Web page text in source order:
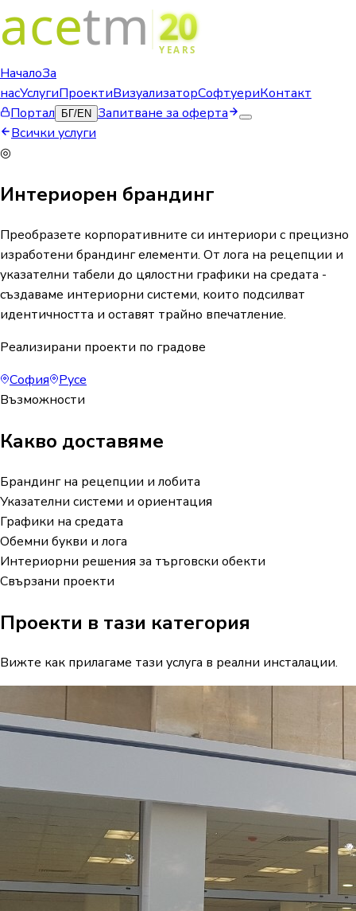
НачалоЗа
насУслугиПроектиВизуализаторСофтуериКонтакт
Портал
БГ/EN
Запитване за оферта
Всички услуги
◎
Интериорен брандинг
Преобразете корпоративните си интериори с прецизно
изработени брандинг елементи. От лога на рецепции и
указателни табели до цялостни графики на средата -
създаваме интериорни системи, които подсилват
идентичността и оставят трайно впечатление.
Реализирани проекти по градове
София
Русе
Възможности
Какво доставяме
Брандинг на рецепции и лобита
Указателни системи и ориентация
Графики на средата
Обемни букви и лога
Интериорни решения за търговски обекти
Свързани проекти
Проекти в тази категория
Вижте как прилагаме тази услуга в реални инсталации.